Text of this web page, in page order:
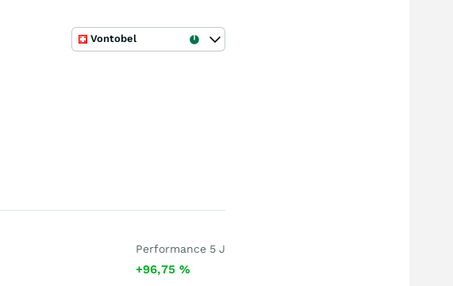
Vontobel
Performance 5 J
+96,75 %